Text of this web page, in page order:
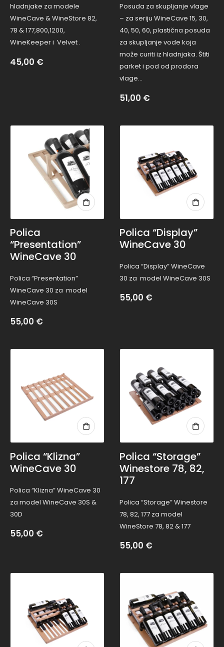
hladnjake za modele
WineCave & WineStore 82,
78 & 177,800,1200,
WineKeeper i Velvet .
45,00 €
Posuda za skupljanje vlage
– za seriju WineCave 15, 30,
40, 50, 60, plastična posuda
za skupljanje vode koja
može curiti iz hladnjaka. Štiti
parket i pod od prodora
vlage…
51,00 €
Polica
“Presentation”
WineCave 30
Polica “Presentation”
WineCave 30 za model
WineCave 30S
55,00 €
Polica “Display”
WineCave 30
Polica “Display” WineCave
30 za model WineCave 30S
55,00 €
Polica “Klizna”
WineCave 30
Polica “Klizna” WineCave 30
za model WineCave 30S &
30D
55,00 €
Polica “Storage”
Winestore 78, 82,
177
Polica “Storage” Winestore
78, 82, 177 za model
WineStore 78, 82 & 177
55,00 €